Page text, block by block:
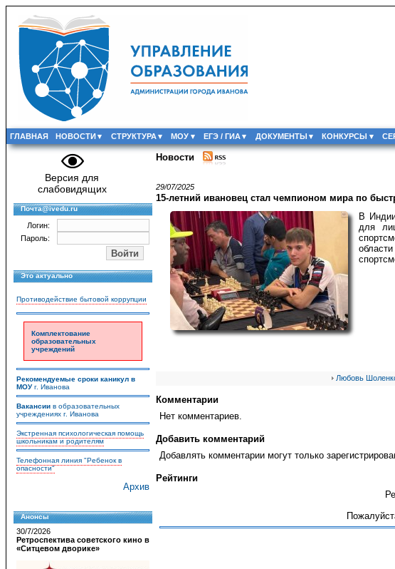
ГЛАВНАЯ НОВОСТИ СТРУКТУРА МОУ ЕГЭ / ГИА ДОКУМЕНТЫ КОНКУРСЫ
Версия для
слабовидящих
Почта@ivedu.ru
Логин:
Пароль:
Это актуально
Противодействие бытовой коррупции
Комплектование
образовательных
учреждений
Рекомендуемые сроки каникул в
МОУг. Иванова
Вакансии в образовательных
учреждениях г. Иванова
Экстренная психологическая помощь
школьникам и родителям
Телефонная линия "Ребенок в
опасности"
Архив
Анонсы
30/7/2026
Ретроспектива советского кино в
«Ситцевом дворике»
Новости
29/07/2025
15-летний ивановец стал чемпионом мира по
В
для
Любовь
Комментарии
Нет комментариев.
Добавить комментарий
Добавлять комментарии могут только
Рейтинги